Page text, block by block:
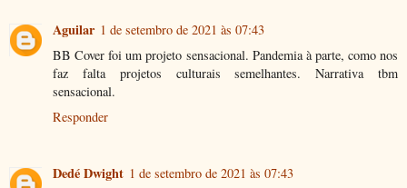
Aguilar 1 de setembro de 2021 às 07:43
BB Cover foi um projeto sensacional. Pandemia à parte, como nos
faz falta projetos culturais semelhantes. Narrativa tbm
sensacional.
Responder
Dedé Dwight 1 de setembro de 2021 às 07:43